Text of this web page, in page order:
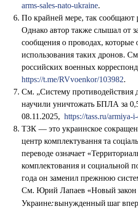
arms-sales-nato-ukraine.
По крайней мере, так сообщают
Однако автор также слышал от
сообщения о проводах, которые
использования таких дронов.
российских военных
https://t.me/RVvoenkor/103982.
См. „Систему противодействия
научили уничтожать БПЛА за
08.11.2025,https://tass.ru/armiya-
ТЗК — это украинское
центр комплектування та
переводе означает
комплектования и социальной
года он заменил прежнюю
См. Юрий Лапаев «Новый закон
Украине: вынужденный шаг